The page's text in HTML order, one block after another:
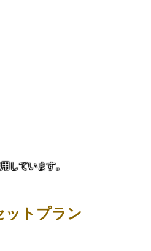
ットプラン
しています。